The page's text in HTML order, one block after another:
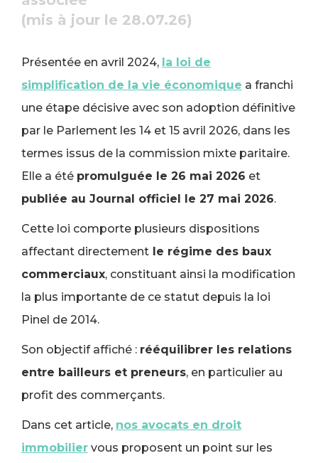
(mis à jour le 28.07.26)
Présentée en avril 2024, la loi de
simplification de la vie économique a franchi
une étape décisive avec son adoption définitive
par le Parlement les 14 et 15 avril 2026, dans les
termes issus de la commission mixte paritaire.
Elle a été promulguée le 26 mai 2026 et
publiée au Journal officiel le 27 mai 2026.
Cette loi comporte plusieurs dispositions
affectant directement le régime des baux
commerciaux, constituant ainsi la modification
la plus importante de ce statut depuis la loi
Pinel de 2014.
Son objectif affiché : rééquilibrer les relations
entre bailleurs et preneurs, en particulier au
profit des commerçants.
Dans cet article, nos avocats en droit
immobilier vous proposent un point sur les